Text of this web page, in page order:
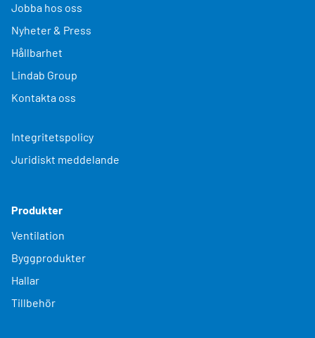
Jobba hos oss
Nyheter & Press
Hållbarhet
Lindab Group
Kontakta oss
Integritetspolicy
Juridiskt meddelande
Produkter
Ventilation
Byggprodukter
Hallar
Tillbehör